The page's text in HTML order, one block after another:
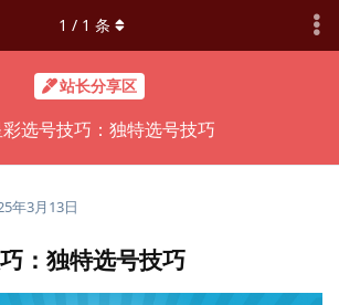
站长分享区
选号技巧：独特选号技巧
1 / 1 条
年3月13日
：独特选号技巧